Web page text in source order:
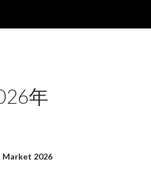
年
Market 2026